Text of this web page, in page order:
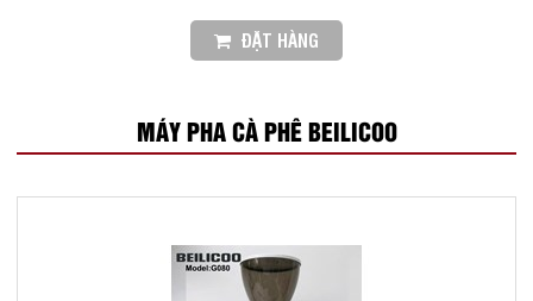
ĐẶT HÀNG
MÁY PHA CÀ PHÊ BEILICOO